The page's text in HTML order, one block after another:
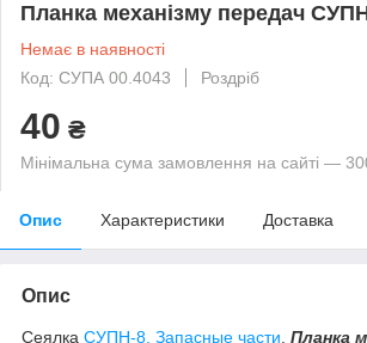
Планка механізму передач
Немає в наявності
Код: СУПА 00.4043
Роздріб
40 ₴
Мінімальна сума замовлення на сайті —
Опис Характеристики Доставка
Опис
Сеялка СУПН-8. Запасные части Планка